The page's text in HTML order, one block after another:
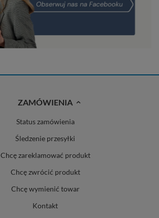
ZAMÓWIENIA
Status zamówienia
Śledzenie przesyłki
Chcę zareklamować produkt
Chcę zwrócić produkt
Chcę wymienić towar
Kontakt